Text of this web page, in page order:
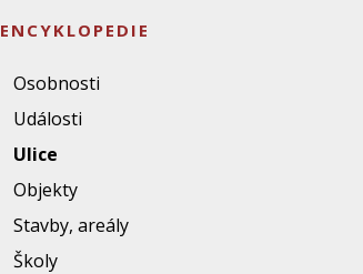
ENCYKLOPEDIE
Osobnosti
Události
Ulice
Objekty
Stavby, areály
Školy